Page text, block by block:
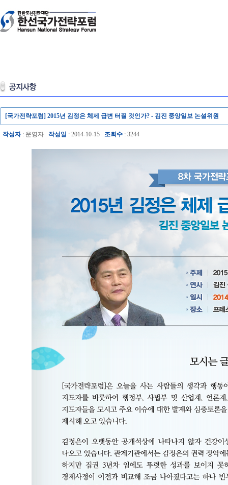
[국가전략포럼] 2015년 김정은 체제 급변 터질 것인가? - 김진 중앙일보 논설위원
작성자: 운영자 작성일 : 2014-10-15 조회수 : 3244